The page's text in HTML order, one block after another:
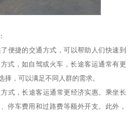
便捷的交通方式，可以帮助人们快速到
式，如自驾或火车，长途客运通常有更
择，可以满足不同人群的需求。
式，长途客运通常更经济实惠。乘坐长
停车费用和过路费等额外开支。此外，